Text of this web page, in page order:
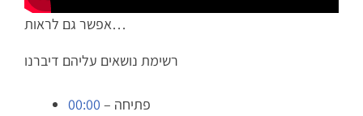
אפשר גם לראות…
רשימת נושאים עליהם דיברנו
00:00
– פתיחה